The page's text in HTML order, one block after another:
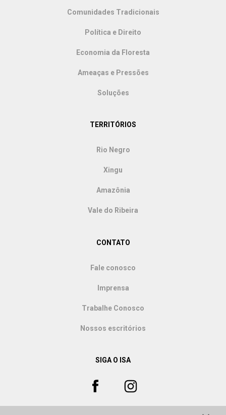
Comunidades Tradicionais
Política e Direito
Economia da Floresta
Ameaças e Pressões
Soluções
TERRITÓRIOS
Rio Negro
Xingu
Amazônia
Vale do Ribeira
CONTATO
Fale conosco
Imprensa
Trabalhe Conosco
Nossos escritórios
SIGA O ISA